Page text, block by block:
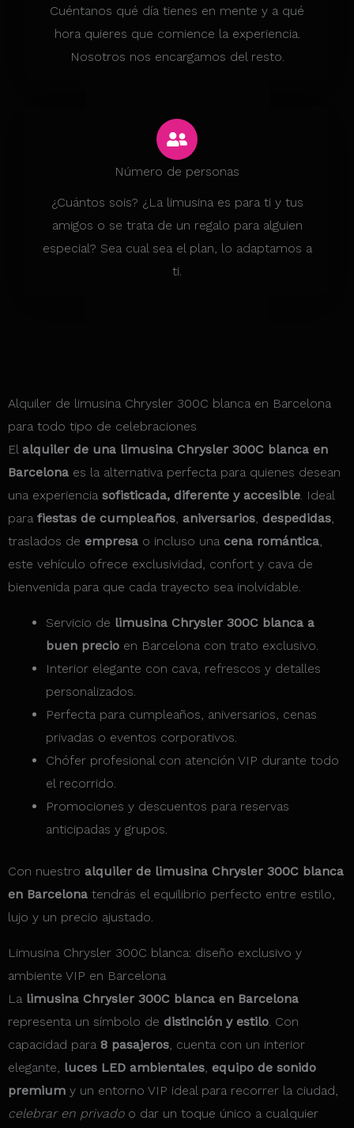
Cuéntanos qué día tienes en mente y a qué
hora quieres que comience la experiencia.
Nosotros nos encargamos del resto.
Número de personas
¿Cuántos sois? ¿La limusina es para ti y tus
amigos o se trata de un regalo para alguien
especial? Sea cual sea el plan, lo adaptamos a
ti.
Alquiler de limusina Chrysler 300C blanca en Barcelona
para todo tipo de celebraciones
El alquiler de una limusina Chrysler 300C blanca en
Barcelona es la alternativa perfecta para quienes desean
una experiencia sofisticada, diferente y accesible. Ideal
para fiestas de cumpleaños, aniversarios, despedidas,
traslados de empresa o incluso una cena romántica,
este vehículo ofrece exclusividad, confort y cava de
bienvenida para que cada trayecto sea inolvidable.
Servicio de limusina Chrysler 300C blanca a
buen precio en Barcelona con trato exclusivo.
Interior elegante con cava, refrescos y detalles
personalizados.
Perfecta para cumpleaños, aniversarios, cenas
privadas o eventos corporativos.
Chófer profesional con atención VIP durante todo
el recorrido.
Promociones y descuentos para reservas
anticipadas y grupos.
Con nuestro alquiler de limusina Chrysler 300C blanca
en Barcelona tendrás el equilibrio perfecto entre estilo,
lujo y un precio ajustado.
Limusina Chrysler 300C blanca: diseño exclusivo y
ambiente VIP en Barcelona
La limusina Chrysler 300C blanca en Barcelona
representa un símbolo de distinción y estilo. Con
capacidad para 8 pasajeros, cuenta con un interior
elegante, luces LED ambientales, equipo de sonido
premium y un entorno VIP ideal para recorrer la ciudad,
celebrar en privadoo dar un toque único a cualquier